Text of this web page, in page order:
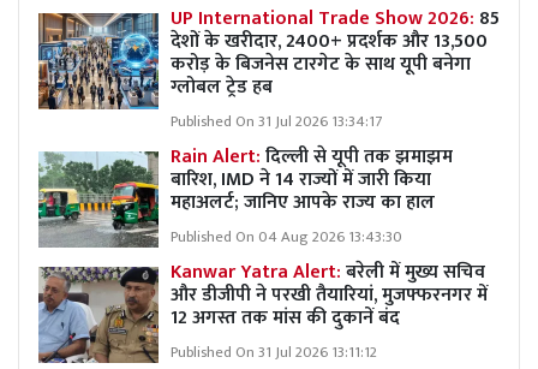
UP International Trade Show 2026: 85
देशों के खरीदार, 2400+ प्रदर्शक और 13,500
करोड़ के बिजनेस टारगेट के साथ यूपी बनेगा
ग्लोबल ट्रेड हब
Published On 31 Jul 2026 13:34:17
Rain Alert:दिल्ली से यूपी तक झमाझम
बारिश, IMD ने 14 राज्यों में जारी किया
महाअलर्ट; जानिए आपके राज्य का हाल
Published On 04 Aug 2026 13:43:30
Kanwar Yatra Alert:बरेली में मुख्य सचिव
और डीजीपी ने परखी तैयारियां, मुजफ्फरनगर में
12 अगस्त तक मांस की दुकानें बंद
Published On 31 Jul 2026 13:11:12